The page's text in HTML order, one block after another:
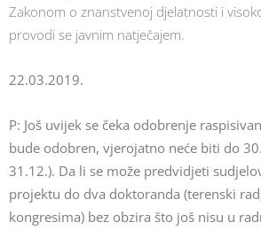
Zakonom o znanstvenoj djelatnosti i
provodi se javnim natječajem.
22.03.2019.
P: Još uvijek se čeka odobrenje
bude odobren, vjerojatno neće biti do
31.12.). Da li se može predvidjeti
projektu do dva doktoranda (terenski
kongresima) bez obzira što još nisu u